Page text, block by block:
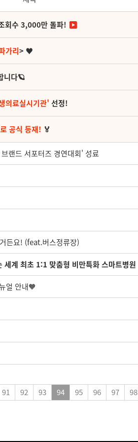
회수 3,000만 돌파!
가리> ♥
니다🪐
의료실시기관' 선정!
공식 등재! 🏅
랜드 서포터즈 경연대회' 성료
든요! (feat.버스정류장)
계 최초 1:1 맞춤형 비만특화 스마트병원
얼 안내🧡
91 92 93 94 95 96 97 98